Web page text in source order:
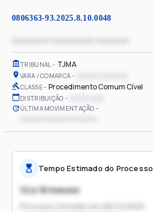
0806363-93.2025.8.10.0048
TRIBUNAL TJMA
VARA / COMARCA
CLASSE Procedimento Comum Cível
DISTRIBUIÇÃO
ÚLTIMA MOVIMENTAÇÃO
Tempo Estimado do Processo
12 a 18 meses
Processo iniciado em